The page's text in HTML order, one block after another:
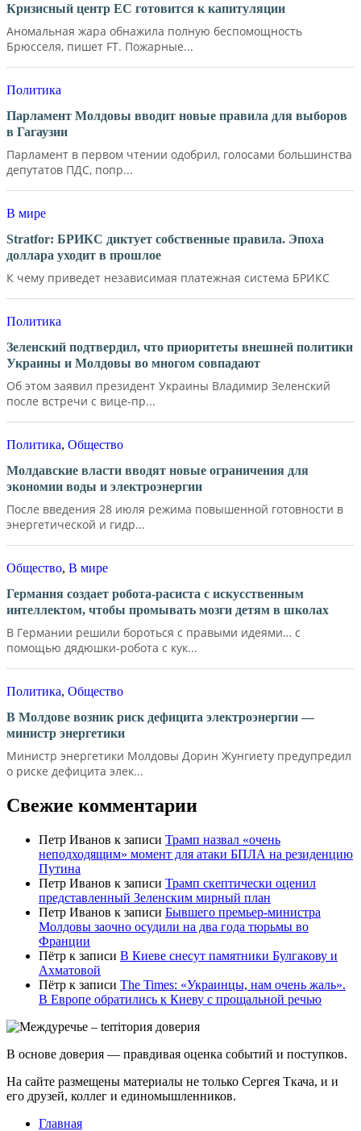
Кризисный центр ЕС готовится к капитуляции
Аномальная жара обнажила полную беспомощность
Брюсселя, пишет FT. Пожарные...
Политика
Парламент Молдовы вводит новые правила для выборов
в Гагаузии
Парламент в первом чтении одобрил, голосами большинства
депутатов ПДС, попр...
В мире
Stratfor: БРИКС диктует собственные правила. Эпоха
доллара уходит в прошлое
К чему приведет независимая платежная система БРИКС
Политика
Зеленский подтвердил, что приоритеты внешней политики
Украины и Молдовы во многом совпадают
Об этом заявил президент Украины Владимир Зеленский
после встречи с вице-пр...
Политика, Общество
Молдавские власти вводят новые ограничения для
экономии воды и электроэнергии
После введения 28 июля режима повышенной готовности в
энергетической и гидр...
Общество, В мире
Германия создает робота-расиста с искусственным
интеллектом, чтобы промывать мозги детям в школах
В Германии решили бороться с правыми идеями… с
помощью дядюшки-робота с кук...
Политика, Общество
В Молдове возник риск дефицита электроэнергии —
министр энергетики
Министр энергетики Молдовы Дорин Жунгиету предупредил
о риске дефицита элек...
Свежие комментарии
Петр Иванов к записи Трамп назвал «очень
неподходящим» момент для атаки БПЛА на резиденцию
Путина
Петр Иванов к записи Трамп скептически оценил
представленный Зеленским мирный план
Петр Иванов к записи Бывшего премьер-министра
Молдовы заочно осудили на два года тюрьмы во
Франции
Пётр к записи В Киеве снесут памятники Булгакову и
Ахматовой
Пётр к записи Тhe Times: «Украинцы, нам очень жаль».
В Европе обратились к Киеву с прощальной речью
В основе доверия — правдивая оценка событий и поступков.
На сайте размещены материалы не только Сергея Ткача, и и
его друзей, коллег и единомышленников.
Главная